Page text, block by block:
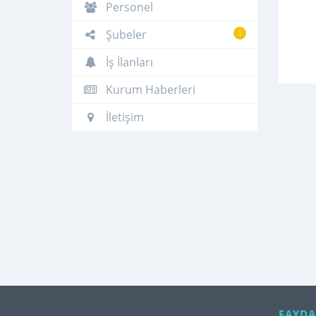
Personel
1
Şubeler
İş İlanları
Kurum Haberleri
İletişim